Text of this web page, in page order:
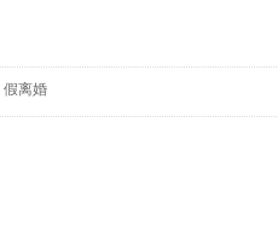
假离婚